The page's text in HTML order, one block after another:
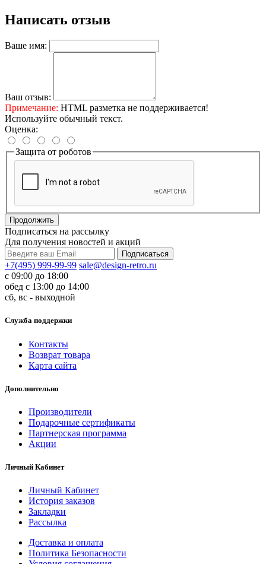
Написать отзыв
Ваше имя:
Ваш отзыв:
Примечание: HTML разметка не поддерживается!
Используйте обычный текст.
Оценка:
Защита от роботов
Продолжить
Подписаться на рассылку
Для получения новостей и акций
+7(495) 999-99-99 sale@design-retro.ru
с 09:00 до 18:00
обед с 13:00 до 14:00
сб, вс - выходной
Служба поддержки
Контакты
Возврат товара
Карта сайта
Дополнительно
Производители
Подарочные сертификаты
Партнерская программа
Акции
Личный Кабинет
Личный Кабинет
История заказов
Закладки
Рассылка
Доставка и оплата
Политика Безопасности